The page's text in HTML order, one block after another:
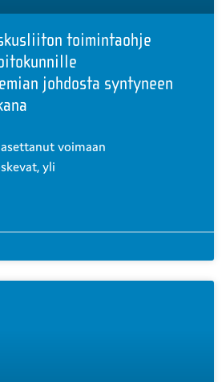
toimintaohje
johdosta syntyneen
voimaan
yli